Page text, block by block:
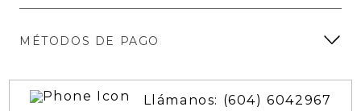
MÉTODOS DE PAGO
Llámanos: (604) 6042967